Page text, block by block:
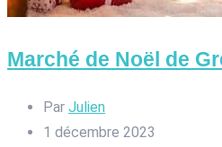
Marché de Noël de
Par Julien
1 décembre 2023